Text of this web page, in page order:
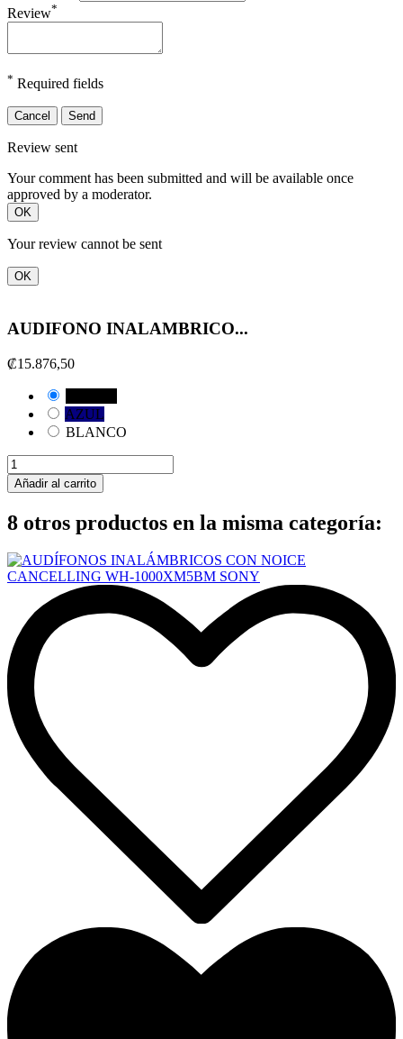
Review*
* Required fields
Cancel Send
Review sent
Your comment has been submitted and will be available once
approved by a moderator.
OK
Your review cannot be sent
OK
AUDIFONO INALAMBRICO...
₡15.876,50
AZUL
BLANCO
Añadir al carrito
8 otros productos en la misma categoría: